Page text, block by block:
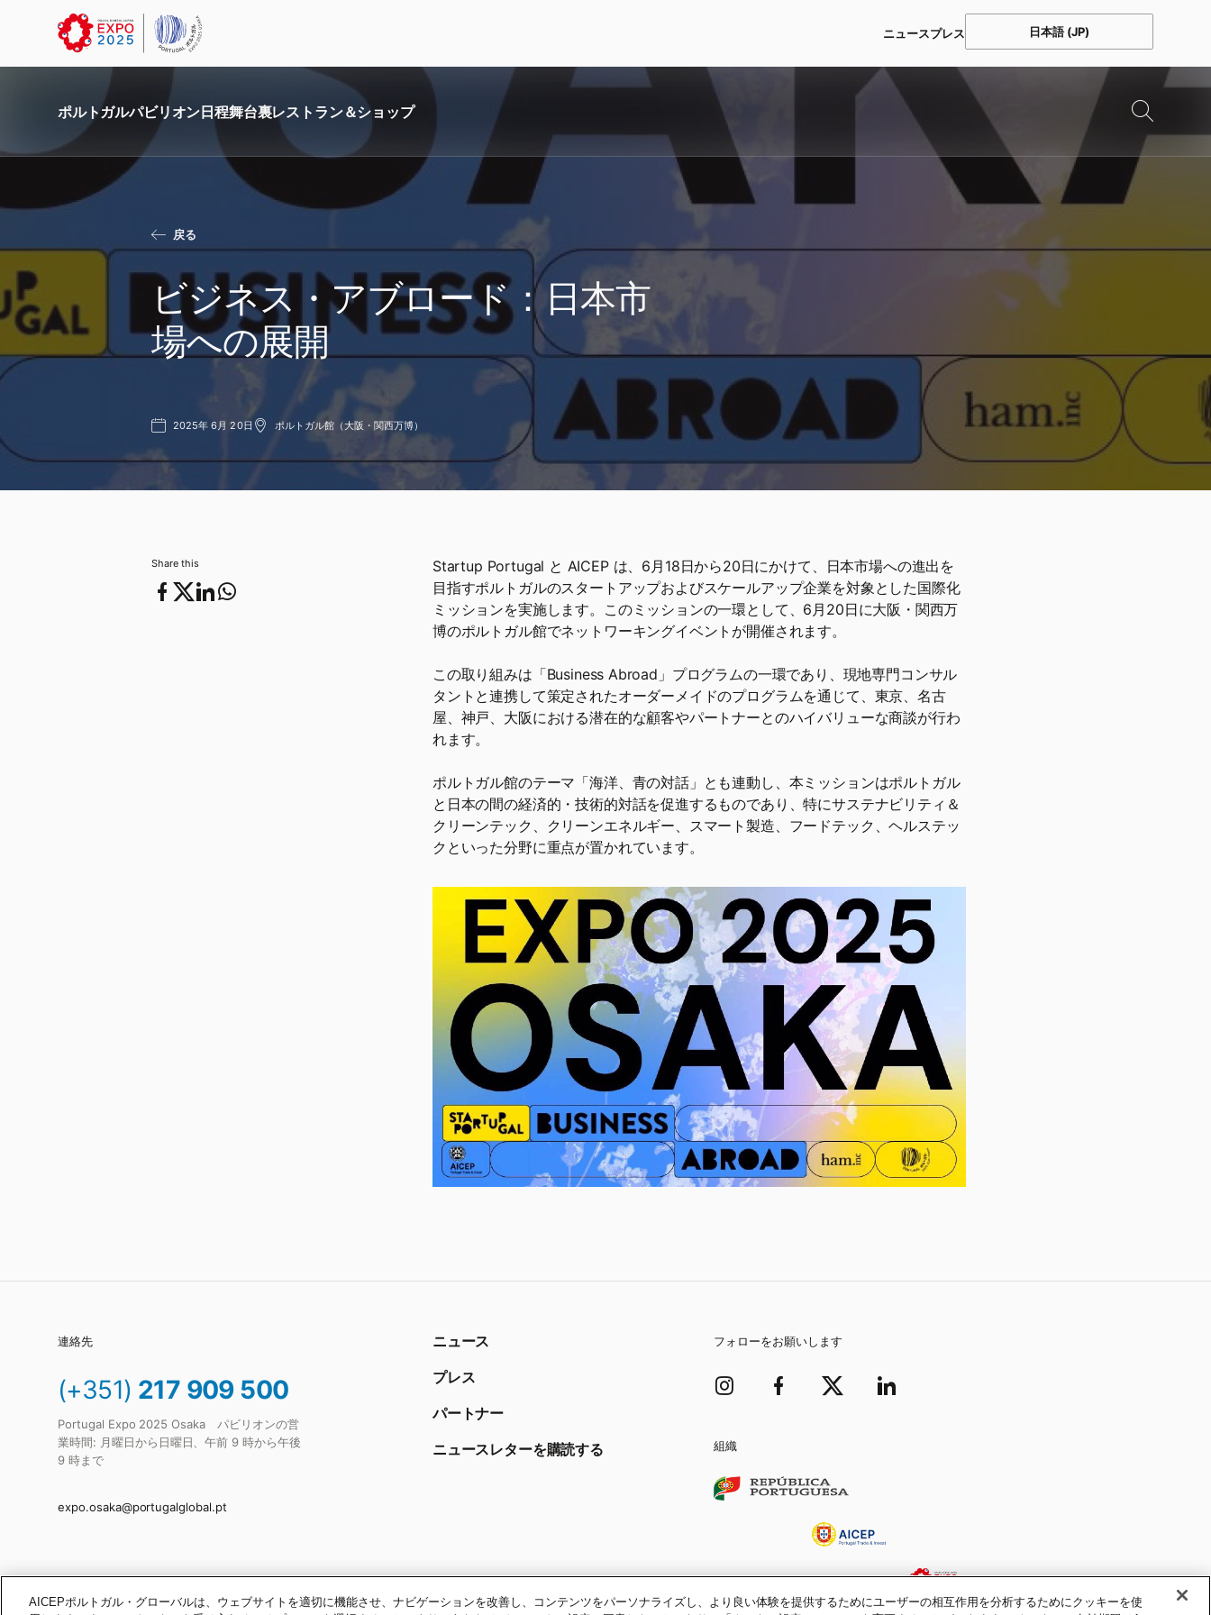
ニュースプレス 日本語 (JP)
ポルトガルパビリオン日程舞台裏レストラン＆ショップ
戻る
ビジネス・アブロード：日本市
場への展開
2025年 6月 20日 ポルトガル館（大阪・関西万博）
Share this
Startup Portugal と AICEP は、6月18日から20日にかけて、日本市場への進出を
目指すポルトガルのスタートアップおよびスケールアップ企業を対象とした国際化
ミッションを実施します。このミッションの一環として、6月20日に大阪・関西万
博のポルトガル館でネットワーキングイベントが開催されます。
この取り組みは「Business Abroad」プログラムの一環であり、現地専門コンサル
タントと連携して策定されたオーダーメイドのプログラムを通じて、東京、名古
屋、神戸、大阪における潜在的な顧客やパートナーとのハイバリューな商談が行わ
れます。
ポルトガル館のテーマ「海洋、青の対話」とも連動し、本ミッションはポルトガル
と日本の間の経済的・技術的対話を促進するものであり、特にサステナビリティ＆
クリーンテック、クリーンエネルギー、スマート製造、フードテック、ヘルステッ
クといった分野に重点が置かれています。
連絡先
(+351) 217 909 500
Portugal Expo 2025 Osaka パビリオンの営
業時間: 月曜日から日曜日、午前 9 時から午後
9 時まで
expo.osaka@portugalglobal.pt
ニュース
プレス
パートナー
ニュースレターを購読する
フォローをお願いします
組織
AICEPポルトガル・グローバルは、ウェブサイトを適切に機能させ、ナビゲーションを改善し、コンテンツをパーソナライズし、より良い体験を提供するためにユーザーの相互作用を分析するためにクッキーを使